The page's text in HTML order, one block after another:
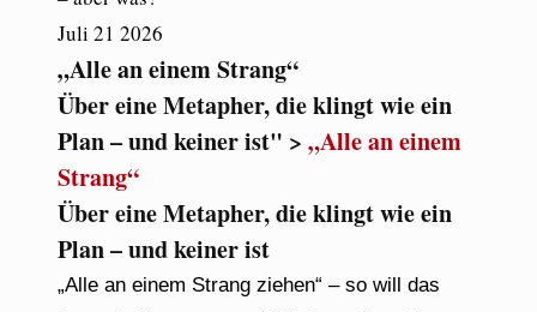
Juli 21 2026
„Alle an einem Strang“
Über eine Metapher, die klingt wie ein
Plan – und keiner ist" > „Alle an einem
Strang“
Über eine Metapher, die klingt wie ein
Plan – und keiner ist
„Alle an einem Strang ziehen“ – so will das